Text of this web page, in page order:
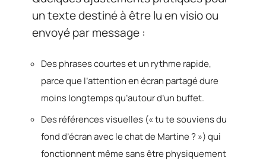
un texte destiné à être lu en visio ou
envoyé par message :
Des phrases courtes et un rythme rapide,
parce que l’attention en écran partagé dure
moins longtemps qu’autour d’un buffet.
Des références visuelles (« tu te souviens du
fond d’écran avec le chat de Martine ? ») qui
fonctionnent même sans être physiquement